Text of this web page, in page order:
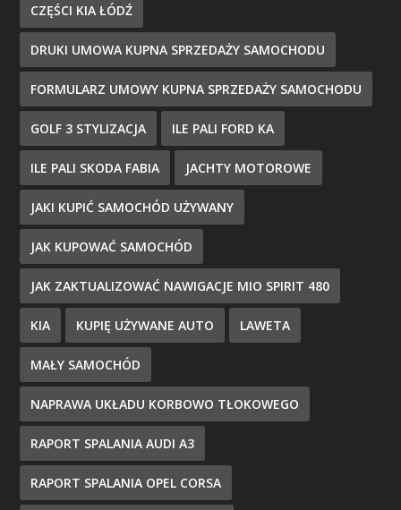
CZĘŚCI KIA ŁÓDŹ
DRUKI UMOWA KUPNA SPRZEDAŻY SAMOCHODU
FORMULARZ UMOWY KUPNA SPRZEDAŻY SAMOCHODU
GOLF 3 STYLIZACJA ILE PALI FORD KA
ILE PALI SKODA FABIA JACHTY MOTOROWE
JAKI KUPIĆ SAMOCHÓD UŻYWANY
JAK KUPOWAĆ SAMOCHÓD
JAK ZAKTUALIZOWAĆ NAWIGACJE MIO SPIRIT 480
KIA KUPIĘ UŻYWANE AUTO LAWETA
MAŁY SAMOCHÓD
NAPRAWA UKŁADU KORBOWO TŁOKOWEGO
RAPORT SPALANIA AUDI A3
RAPORT SPALANIA OPEL CORSA